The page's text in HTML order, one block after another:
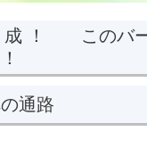
成 ！ このバー
通路